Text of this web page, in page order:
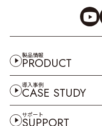
その他
製品情報
PRODUCT
導入事例
CASE STUDY
サポート
SUPPORT